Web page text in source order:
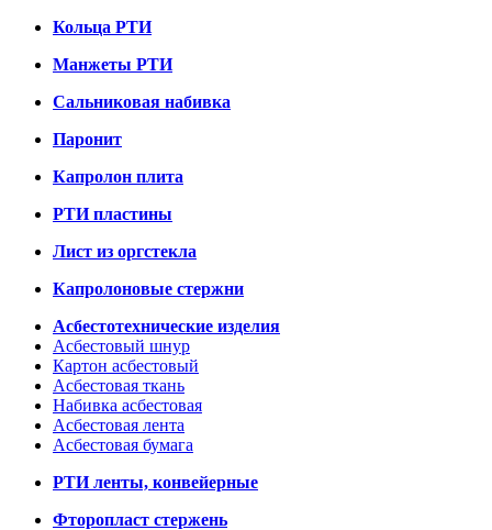
Кольца РТИ
Манжеты РТИ
Сальниковая набивка
Паронит
Капролон плита
РТИ пластины
Лист из оргстекла
Капролоновые стержни
Асбестотехнические изделия
Асбестовый шнур
Картон асбестовый
Асбестовая ткань
Набивка асбестовая
Асбестовая лента
Асбестовая бумага
РТИ ленты, конвейерные
Фторопласт стержень